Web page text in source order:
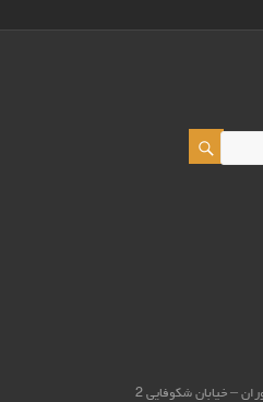
– خيابان شكوفايي 2